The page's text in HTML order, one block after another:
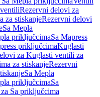
Rezervni delovi za
za stiskanjeRezervni delovi
Sa Mepla
priključcimaSa Mapress
priključcimaKuglasti
za Kuglasti ventili za
za stiskanjeRezervni
Sa Mepla
priključcimaSa
Sa priključcima